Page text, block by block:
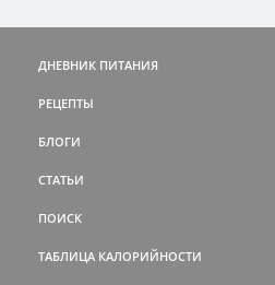
ДНЕВНИК ПИТАНИЯ
РЕЦЕПТЫ
БЛОГИ
СТАТЬИ
ПОИСК
ТАБЛИЦА КАЛОРИЙНОСТИ